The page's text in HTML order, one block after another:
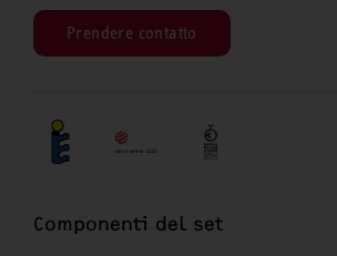
Prendere contatto
Componenti del set